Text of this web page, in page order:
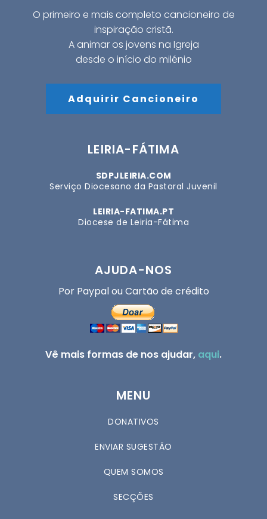
O primeiro e mais completo cancioneiro de
inspiração cristã.
A animar os jovens na Igreja
desde o início do milénio
Adquirir Cancioneiro
LEIRIA-FÁTIMA
SDPJLEIRIA.COM
Serviço Diocesano da Pastoral Juvenil
LEIRIA-FATIMA.PT
Diocese de Leiria-Fátima
AJUDA-NOS
Por Paypal ou Cartão de crédito
Vê mais formas de nos ajudar, aqui.
MENU
DONATIVOS
ENVIAR SUGESTÃO
QUEM SOMOS
SECÇÕES